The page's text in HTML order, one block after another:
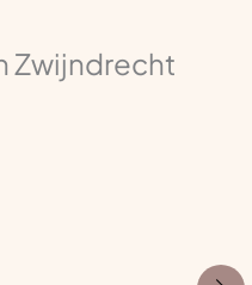
Zwijndrecht